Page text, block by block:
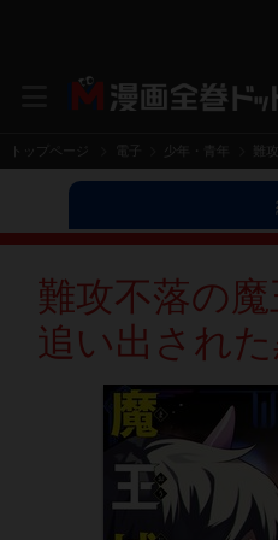
トップページ 少年・青年 難
難攻不落の
追い出され